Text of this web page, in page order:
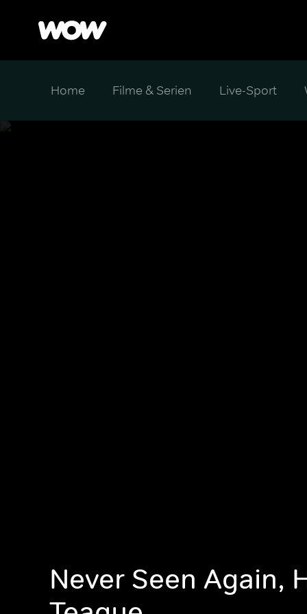
Home Filme & Serien Live-Sport
Never Seen Again,